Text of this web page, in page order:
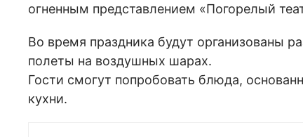
огненным представлением «Погорелый
Во время праздника будут организованы
полеты на воздушных шарах.
Гости смогут попробовать блюда,
кухни.